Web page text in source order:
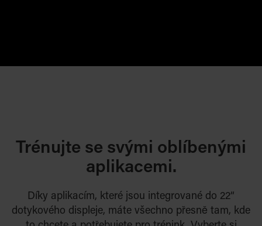
Trénujte se svými oblíbenými
aplikacemi.
Díky aplikacím, které jsou integrované do 22“
dotykového displeje, máte všechno přesně tam, kde